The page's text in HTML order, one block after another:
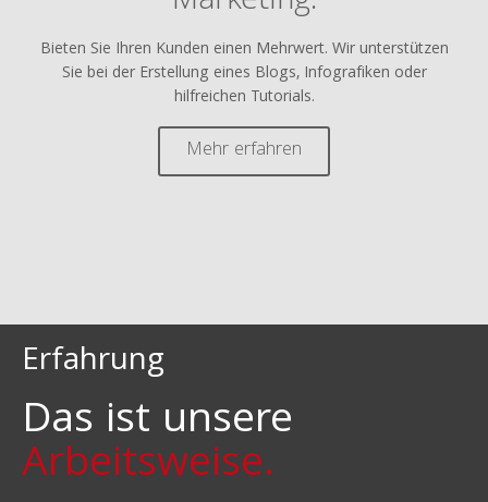
Bieten Sie Ihren Kunden einen Mehrwert. Wir unterstützen
Sie bei der Erstellung eines Blogs, Infografiken oder
hilfreichen Tutorials.
Mehr erfahren
Erfahrung
Das ist unsere
Arbeitsweise.